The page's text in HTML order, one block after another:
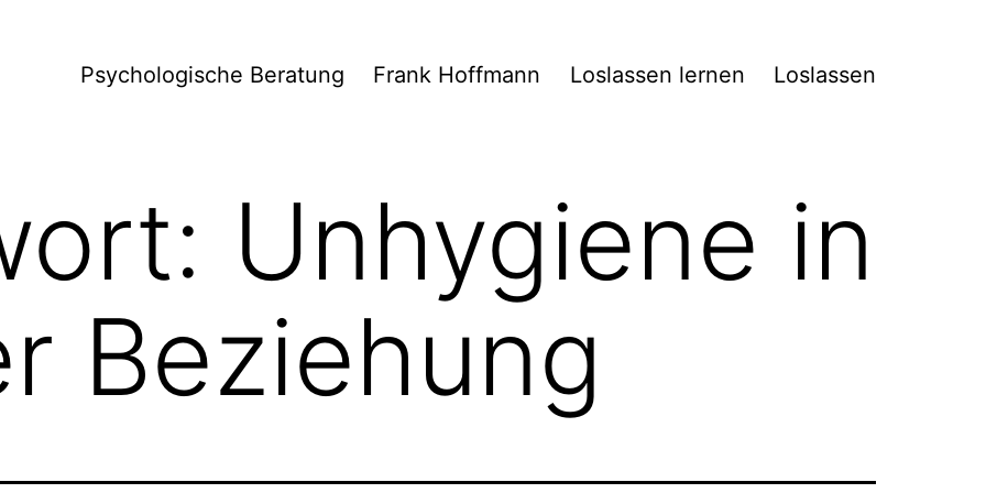
Psychologische Beratung Frank Hoffmann Loslassen lernen Loslassen
Unhygiene in
Beziehung